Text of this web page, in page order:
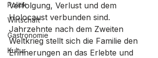
Politik
Wirtschaft
Gastronomie
Kultur
Verfolgung, Verlust und dem
Holocaust verbunden sind.
Jahrzehnte nach dem Zweiten
Weltkrieg stellt sich die Familie den
Erinnerungen an das Erlebte und